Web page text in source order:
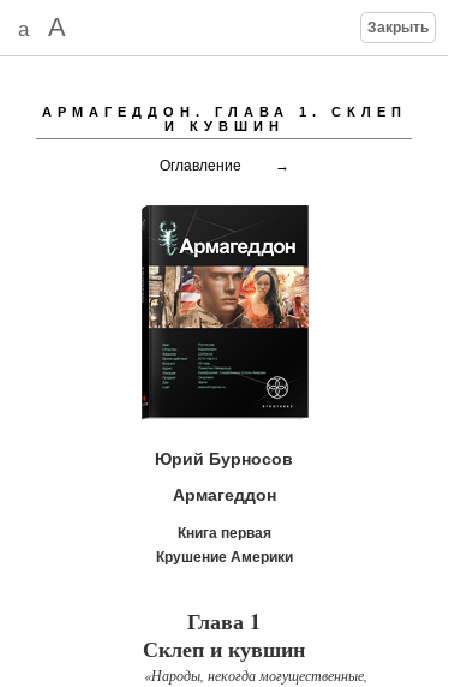
a A Закрыть
АРМАГЕДДОН. ГЛАВА 1. СКЛЕП
И КУВШИН
Оглавление →
Юрий Бурносов
Армагеддон
Книга первая
Крушение Америки
Глава 1
Склеп и кувшин
«Народы, некогда могущественные,